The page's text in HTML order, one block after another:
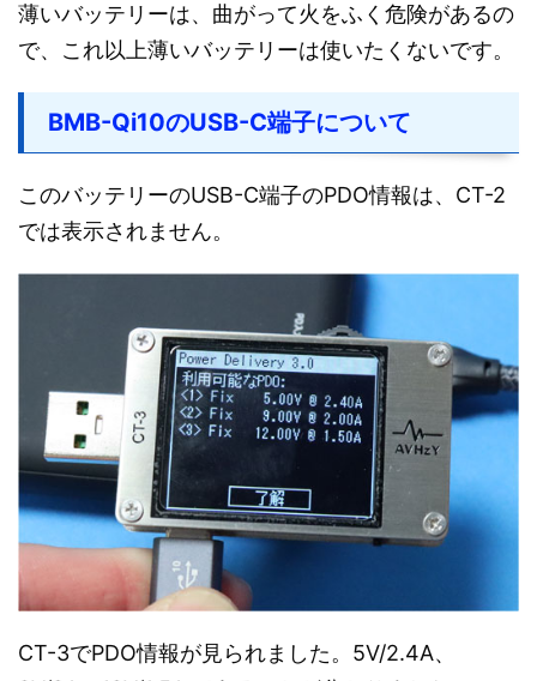
薄いバッテリーは、曲がって火をふく危険があるの
で、これ以上薄いバッテリーは使いたくないです。
BMB-Qi10のUSB-C端子について
このバッテリーのUSB-C端子のPDO情報は、CT-2
では表示されません。
CT-3でPDO情報が見られました。5V/2.4A、